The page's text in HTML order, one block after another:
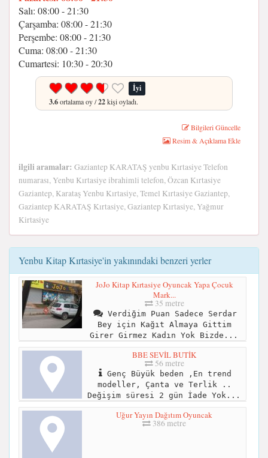
Salı: 08:00 - 21:30
Çarşamba: 08:00 - 21:30
Perşembe: 08:00 - 21:30
Cuma: 08:00 - 21:30
Cumartesi: 10:30 - 20:30
İyi
3.6ortalama oy /22kişi oyladı.
Bilgileri Güncelle
Resim & Açıklama Ekle
ilgili aramalar: Gaziantep KARATAŞ yenbu Kırtasiye Telefon
numarası, Yenbu Kırtasiye ibrahimli telefon, Özcan Kırtasiye
Gaziantep, Karataş Yenbu Kırtasiye, Temel Kırtasiye Gaziantep,
Gaziantep KARATAŞ Kırtasiye, Gaziantep Kırtasiye, Yağmur
Kirtasiye
Yenbu Kitap Kırtasiye'in yakınındaki benzeri yerler
JoJo Kitap Kırtasiye Oyuncak Yapa Çocuk
Mark...
35 metre
Verdiğim Puan Sadece Serdar
Bey için Kağıt Almaya Gittim
Girer Girmez Kadın Yok Bizde...
BBE SEVİL BUTİK
56 metre
Genç Büyük beden ,En trend
modeller, Çanta ve Terlik ..
Değişim süresi 2 gün İade Yok...
Uğur Yayın Dağıtım Oyuncak
386 metre